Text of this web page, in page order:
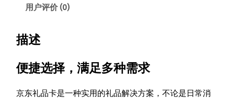
用户评价 (0)
描述
便捷选择，满足多种需求
京东礼品卡是一种实用的礼品解决方案，不论是日常消